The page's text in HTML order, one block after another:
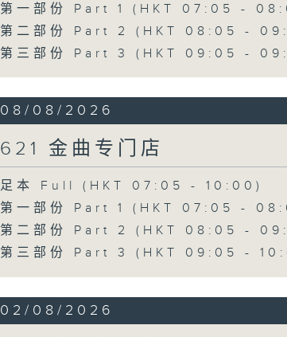
第一部份 Part 1 (HKT 07:05 -
第二部份 Part 2 (HKT 08:05 -
第三部份 Part 3 (HKT 09:05 -
08/08/2026
621 金曲专门店
足本 Full (HKT 07:05 - 10:00)
第一部份 Part 1 (HKT 07:05 -
第二部份 Part 2 (HKT 08:05 -
第三部份 Part 3 (HKT 09:05 -
02/08/2026